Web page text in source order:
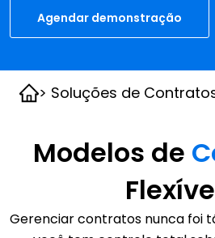
Agendar demonstração
> Soluções de
Modelos de
Gerenciar contratos nunca foi